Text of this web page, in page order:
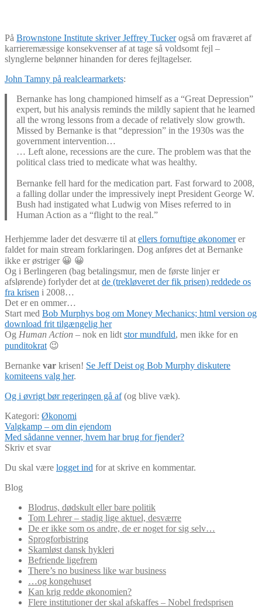
På Brownstone Institute skriver Jeffrey Tuckerogså om fraværet af
karrieremæssige konsekvenser af at tage så voldsomt fejl –
slynglerne belønner hinanden for deres fejltagelser.
John Tamny på realclearmarkets:
Bernanke has long championed himself as a “Great Depression”
expert, but his analysis reminds the mildly sapient that he learned
all the wrong lessons from a decade of relatively slow growth.
Missed by Bernanke is that “depression” in the 1930s was the
government intervention…
… Left alone, recessions are the cure. The problem was that the
political class tried to medicate what was healthy.
Bernanke fell hard for the medication part. Fast forward to 2008,
a falling dollar under the impressively inept President George W.
Bush had instigated what Ludwig von Mises referred to in
Human Action as a “flight to the real.”
Herhjemme lader det desværre til at ellers fornuftige økonomerer
faldet for main stream forklaringen. Dog anføres det at Bernanke
ikke er østriger 😀 😀
Og i Berlingeren (bag betalingsmur, men de første linjer er
afslørende) forlyder det at de (trekløveret der fik prisen) reddede os
fra krisen i 2008…
Det er en ommer…
Start med Bob Murphys bog om Money Mechanics; html version og
download frit tilgængelig her
Og Human Action – nok en lidt stor mundfuld, men ikke for en
punditokrat 😉
Bernanke var krisen! Se Jeff Deist og Bob Murphy diskutere
komiteens valg her.
Og i øvrigt bør regeringen gå af(og blive væk).
Kategori: Økonomi
Indlægsnavigation
Forrige
indlæg:
Valgkamp – om din ejendom
Næste
indlæg:
Med sådanne venner, hvem har brug for fjender?
Skriv et svar
Du skal være logget ind for at skrive en kommentar.
Blog
Blodrus, dødskult eller bare politik
Tom Lehrer – stadig lige aktuel, desværre
De er ikke som os andre, de er noget for sig selv…
Sprogforbistring
Skamløst dansk hykleri
Befriende ligefrem
There’s no business like war business
…og kongehuset
Kan krig redde økonomien?
Flere institutioner der skal afskaffes – Nobel fredsprisen